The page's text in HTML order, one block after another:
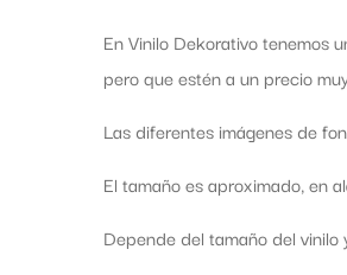
En Vinilo Dekorativo tenemos
pero que estén a un precio
Las diferentes imágenes de
El tamaño es aproximado, en
Depende del tamaño del vinilo